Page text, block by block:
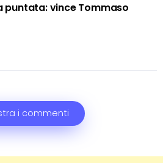
puntata: vince Tommaso
i commenti